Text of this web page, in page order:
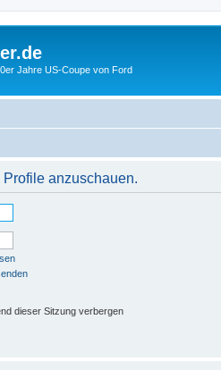
Jahre US-Coupe von Ford
anzuschauen.
dieser Sitzung verbergen